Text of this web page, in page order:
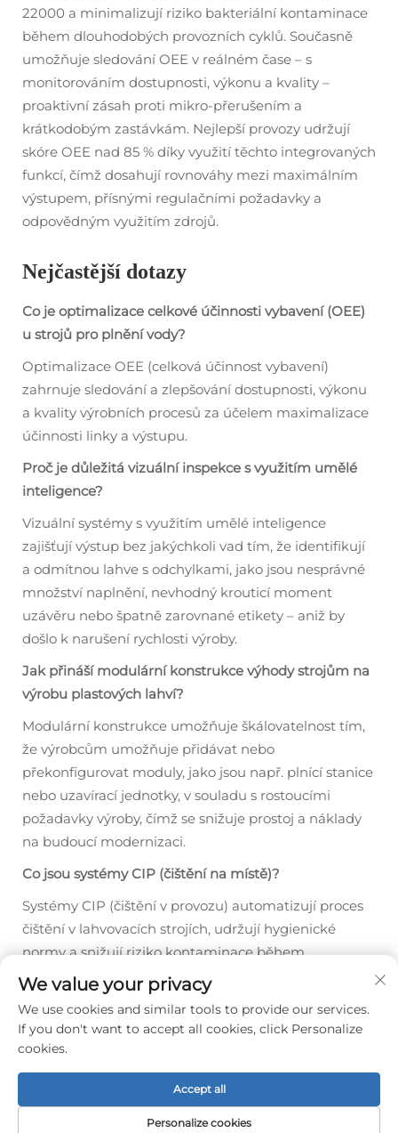
22000 a minimalizují riziko bakteriální kontaminace
během dlouhodobých provozních cyklů. Současně
umožňuje sledování OEE v reálném čase – s
monitorováním dostupnosti, výkonu a kvality –
proaktivní zásah proti mikro-přerušením a
krátkodobým zastávkám. Nejlepší provozy udržují
skóre OEE nad 85 % díky využití těchto integrovaných
funkcí, čímž dosahují rovnováhy mezi maximálním
výstupem, přísnými regulačními požadavky a
odpovědným využitím zdrojů.
Nejčastější dotazy
Co je optimalizace celkové účinnosti vybavení (OEE)
u strojů pro plnění vody?
Optimalizace OEE (celková účinnost vybavení)
zahrnuje sledování a zlepšování dostupnosti, výkonu
a kvality výrobních procesů za účelem maximalizace
účinnosti linky a výstupu.
Proč je důležitá vizuální inspekce s využitím umělé
inteligence?
Vizuální systémy s využitím umělé inteligence
zajišťují výstup bez jakýchkoli vad tím, že identifikují
a odmítnou lahve s odchylkami, jako jsou nesprávné
množství naplnění, nevhodný krouticí moment
uzávěru nebo špatně zarovnané etikety – aniž by
došlo k narušení rychlosti výroby.
Jak přináší modulární konstrukce výhody strojům na
výrobu plastových lahví?
Modulární konstrukce umožňuje škálovatelnost tím,
že výrobcům umožňuje přidávat nebo
překonfigurovat moduly, jako jsou např. plnící stanice
nebo uzavírací jednotky, v souladu s rostoucími
požadavky výroby, čímž se snižuje prostoj a náklady
na budoucí modernizaci.
Co jsou systémy CIP (čištění na místě)?
Systémy CIP (čištění v provozu) automatizují proces
čištění v lahvovacích strojích, udržují hygienické
normy a snižují riziko kontaminace během
dlouhodobých výrobních cyklů.
Předchozí: Vysokorychlostní plnící stroje pro nealkoholické nápoje: zvyšování výrobního výkonu
Jak vybrat plnící stroj pro láhve na vodu ve tvaru čtverce z PET
We value your privacy
We use cookies and similar tools to provide our services.
If you don't want to accept all cookies, click Personalize
cookies.
Personalize cookies
Accept all